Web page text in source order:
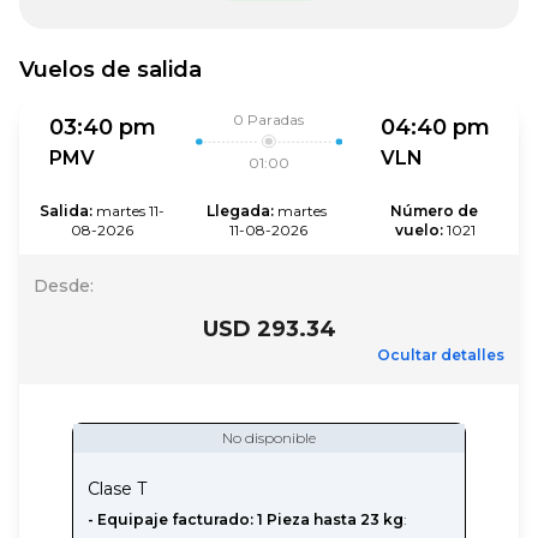
Vuelos de salida
03:40 pm
PMV
0 Paradas
01:00
04:40 pm
VLN
Salida: martes 11-
08-2026
Llegada: martes
11-08-2026
Número de
vuelo: 1021
Desde:
USD 293.34
Ocultar detalles
No disponible
Clase T
- Equipaje facturado: 1 Pieza hasta 23 kg: